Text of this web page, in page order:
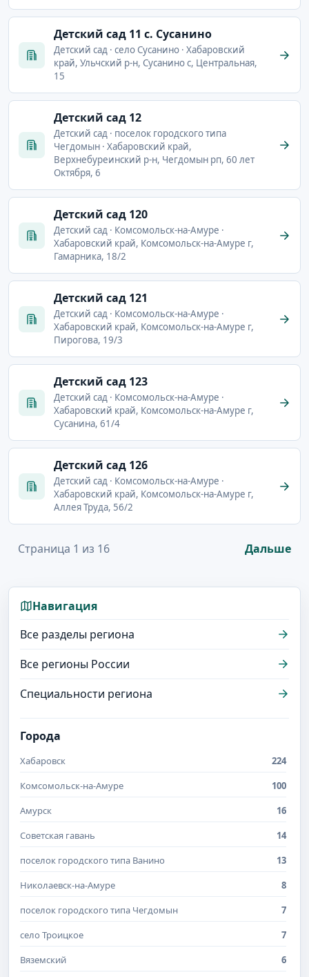
Детский сад 11 с. Сусанино
Детский сад · село Сусанино · Хабаровский
край, Ульчский р-н, Сусанино с, Центральная,
15
Детский сад 12
Детский сад · поселок городского типа
Чегдомын · Хабаровский край,
Верхнебуреинский р-н, Чегдомын рп, 60 лет
Октября, 6
Детский сад 120
Детский сад · Комсомольск-на-Амуре ·
Хабаровский край, Комсомольск-на-Амуре г,
Гамарника, 18/2
Детский сад 121
Детский сад · Комсомольск-на-Амуре ·
Хабаровский край, Комсомольск-на-Амуре г,
Пирогова, 19/3
Детский сад 123
Детский сад · Комсомольск-на-Амуре ·
Хабаровский край, Комсомольск-на-Амуре г,
Сусанина, 61/4
Детский сад 126
Детский сад · Комсомольск-на-Амуре ·
Хабаровский край, Комсомольск-на-Амуре г,
Аллея Труда, 56/2
Страница 1 из 16 Дальше
Навигация
Все разделы региона
Все регионы России
Специальности региона
Города
Хабаровск
224
Комсомольск-на-Амуре
100
Амурск
16
Советская гавань
14
поселок городского типа Ванино
13
Николаевск-на-Амуре
8
поселок городского типа Чегдомын
7
село Троицкое
7
Вяземский
6